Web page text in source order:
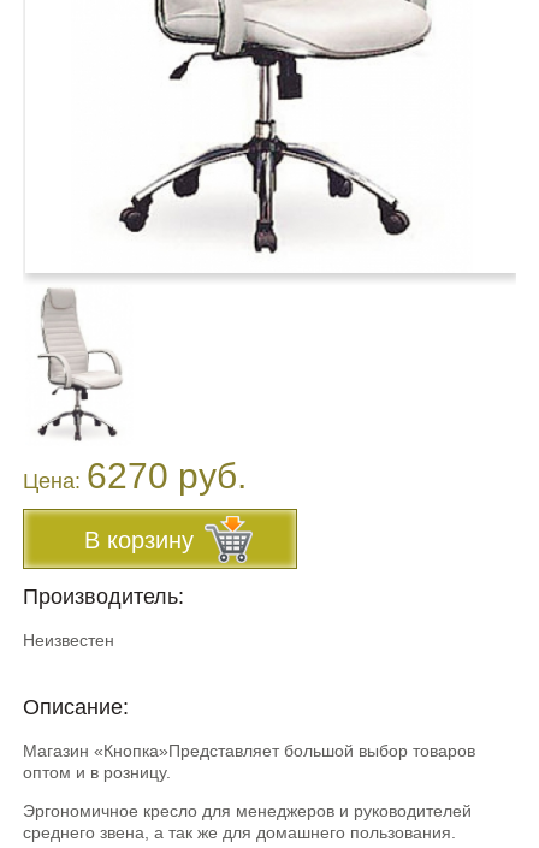
Цена: 6270 руб.
В корзину
Производитель:
Неизвестен
Описание:
Магазин «Кнопка»Представляет большой выбор товаров
оптом и в розницу.
Эргономичное кресло для менеджеров и руководителей
среднего звена, а так же для домашнего пользования.